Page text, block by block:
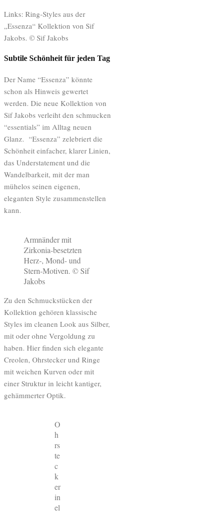
Links: Ring-Styles aus der
„Essenza“ Kollektion von Sif
Jakobs. © Sif Jakobs
Subtile Schönheit für jeden Tag
Der Name “Essenza” könnte
schon als Hinweis gewertet
werden. Die neue Kollektion von
Sif Jakobs verleiht den schmucken
“essentials” im Alltag neuen
Glanz. “Essenza” zelebriert die
Schönheit einfacher, klarer Linien,
das Understatement und die
Wandelbarkeit, mit der man
mühelos seinen eigenen,
eleganten Style zusammenstellen
kann.
Armnänder mit
Zirkonia-besetzten
Herz-, Mond- und
Stern-Motiven. © Sif
Jakobs
Zu den Schmuckstücken der
Kollektion gehören klassische
Styles im cleanen Look aus Silber,
mit oder ohne Vergoldung zu
haben. Hier finden sich elegante
Creolen, Ohrstecker und Ringe
mit weichen Kurven oder mit
einer Struktur in leicht kantiger,
gehämmerter Optik.
O
h
rs
te
c
k
er
in
el